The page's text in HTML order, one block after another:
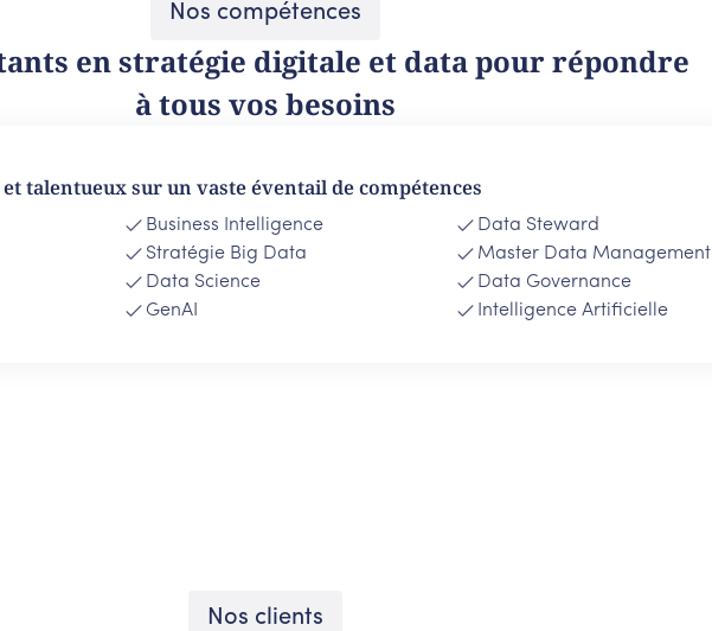
Nos compétences
en stratégie digitale et data pour répondre
à tous vos besoins
talentueux sur un vaste éventail de compétences
Business Intelligence
Stratégie Big Data
Data Science
GenAI
Data Steward
Master Data Management
Data Governance
Intelligence Artificielle
Nos clients